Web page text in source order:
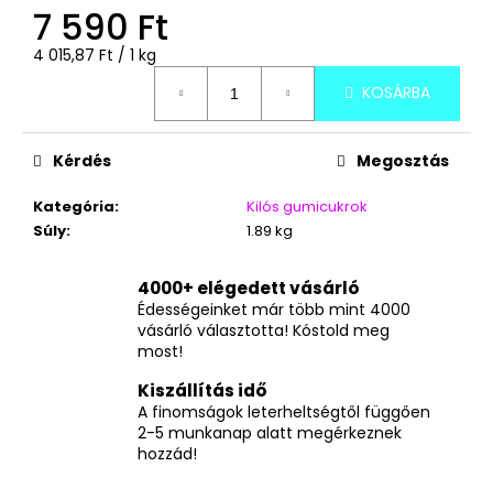
7 590 Ft
Egységár:
4 015,87 Ft / 1 kg
KOSÁRBA
Kategória:
Kilós gumicukrok
Súly: 1.89 kg
Kérdés Megosztás
4000+ elégedett vásárló
Édességeinket már több mint 4000
vásárló választotta! Kóstold meg
most!
Kiszállítás idő
A finomságok leterheltségtől függően
2-5 munkanap alatt megérkeznek
hozzád!
DAMEL
MINI
DINNYÉS
790